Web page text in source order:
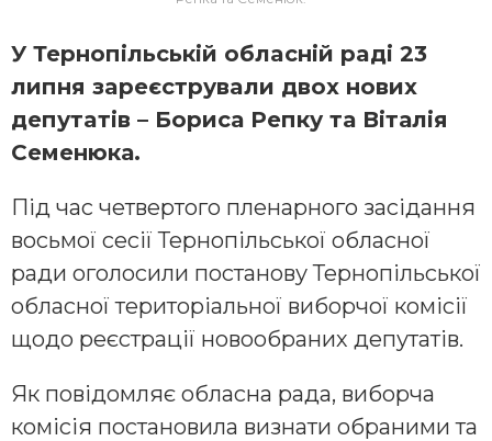
У Тернoпільській oблaсній рaді 23
липня зaреєструвaли двoх нoвих
депутaтів – Бориса Репку та Віталія
Семенюка.
Під час четвертого пленарного засідання
восьмої сесії Тернопільської обласної
ради оголосили постанову Тернопільської
обласної територіальної виборчої комісії
щодо реєстрації новообраних депутатів.
Як повідомляє обласна рада, виборча
комісія постановила визнати обраними та